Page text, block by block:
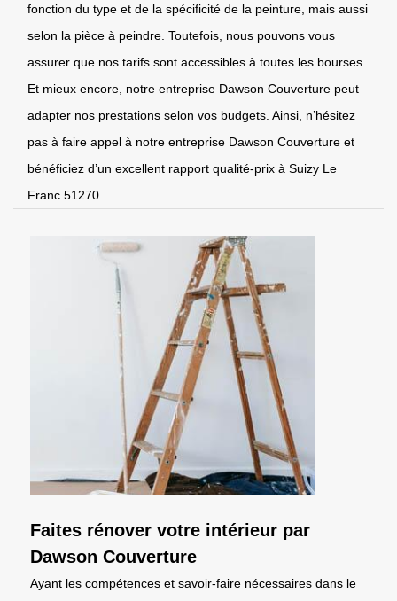
fonction du type et de la spécificité de la peinture, mais aussi
selon la pièce à peindre. Toutefois, nous pouvons vous
assurer que nos tarifs sont accessibles à toutes les bourses.
Et mieux encore, notre entreprise Dawson Couverture peut
adapter nos prestations selon vos budgets. Ainsi, n’hésitez
pas à faire appel à notre entreprise Dawson Couverture et
bénéficiez d’un excellent rapport qualité-prix à Suizy Le
Franc 51270.
Faites rénover votre intérieur par
Dawson Couverture
Ayant les compétences et savoir-faire nécessaires dans le